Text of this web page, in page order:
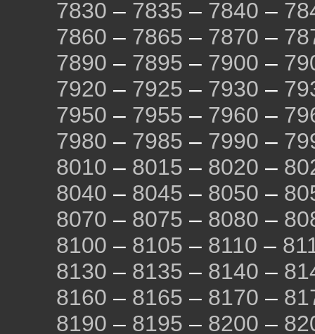
7830 – 7835 – 7840 –
7860 – 7865 – 7870 –
7890 – 7895 – 7900 –
7920 – 7925 – 7930 –
7950 – 7955 – 7960 –
7980 – 7985 – 7990 –
8010 – 8015 – 8020 –
8040 – 8045 – 8050 –
8070 – 8075 – 8080 –
8100 – 8105 – 8110 –
8130 – 8135 – 8140 –
8160 – 8165 – 8170 –
8190 – 8195 – 8200 –